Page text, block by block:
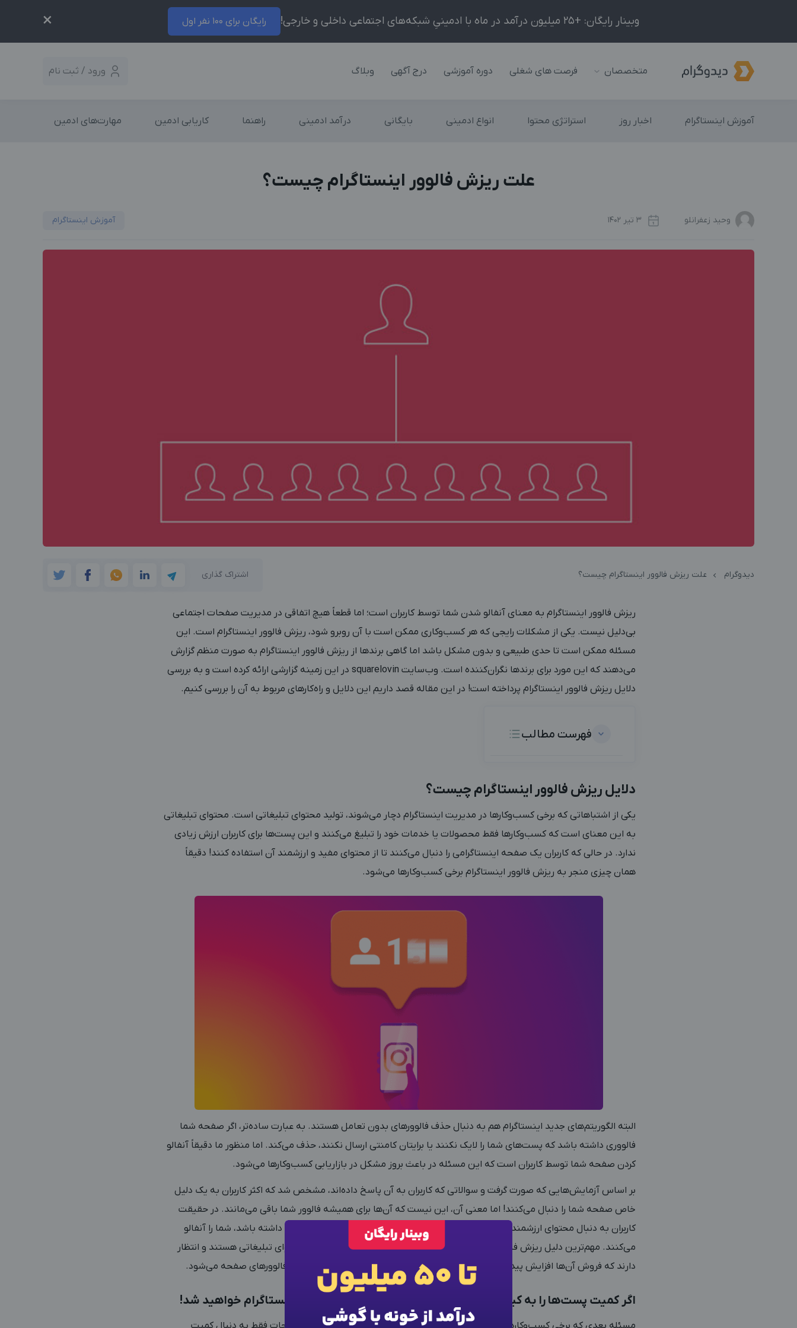
وبینار رایگان: +25 میلیون درآمد در ماه با ادمینیِ شبکه‌های اجتماعی داخلی و خارجی! رایگان برای 100 نفر اول ×
متخصصان فرصت های شغلی دوره آموزشی درج آگهی وبلاگ ورود / ثبت نام
آموزش اینستاگرام اخبار روز استراتژی محتوا انواع ادمینی بایگانی درآمد ادمینی راهنما کاریابی ادمین مهارت‌های ادمین
علت ریزش فالوور اینستاگرام چیست؟
وحید زعفرانلو 3 تیر 1402 آموزش اینستاگرام
دیدوگرام علت ریزش فالوور اینستاگرام چیست؟ اشتراک گذاری
ریزش فالوور اینستاگرام به معنای آنفالو شدن شما توسط کاربران است؛ اما قطعاً هیچ اتفاقی در مدیریت صفحات اجتماعی
بی‌دلیل نیست. یکی از مشکلات رایجی که هر کسب‌وکاری ممکن است با آن روبرو شود، ریزش فالوور اینستاگرام است. این
مسئله ممکن است تا حدی طبیعی و بدون مشکل باشد اما گاهی برندها از ریزش فالوور اینستاگرام به صورت منظم گزارش
می‌دهند که این مورد برای برندها نگران‌کننده است. وب‌سایت squarelovin در این زمینه گزارشی ارائه کرده است و به بررسی
دلایل ریزش فالوور اینستاگرام پرداخته است! در این مقاله قصد داریم این دلایل و راه‌کارهای مربوط به آن را بررسی کنیم.
فهرست مطالب
دلایل ریزش فالوور اینستاگرام چیست؟
یکی از اشتباهاتی که برخی کسب‌وکارها در مدیریت اینستاگرام دچار می‌شوند، تولید محتوای تبلیغاتی است. محتوای تبلیغاتی
به این معنای است که کسب‌وکارها فقط محصولات یا خدمات خود را تبلیغ می‌کنند و این پست‌ها برای کاربران ارزش زیادی
ندارد. در حالی که کاربران یک صفحه اینستاگرامی را دنبال می‌کنند تا از محتوای مفید و ارزشمند آن استفاده کنند! دقیقاً
همان چیزی منجر به ریزش فالوور اینستاگرام برخی کسب‌وکارها می‌شود.
البته الگوریتم‌های جدید اینستاگرام هم به دنبال حذف فالوورهای بدون تعامل هستند. به عبارت ساده‌تر، اگر صفحه شما
فالووری داشته باشد که پست‌های شما را لایک نکنند یا برایتان کامنتی ارسال نکنند، حذف می‌کند. اما منظور ما دقیقاً آنفالو
کردن صفحه شما توسط کاربران است که این مسئله در باعث بروز مشکل در بازاریابی کسب‌وکارها می‌شود.
بر اساس آزمایش‌هایی که صورت گرفت و سوالاتی که کاربران به آن پاسخ داده‌اند، مشخص شد که اکثر کاربران به یک دلیل
خاص صفحه شما را دنبال می‌کنند! اما معنی آن، این نیست که آن‌ها برای همیشه فالوور شما باقی می‌مانند. در حقیقت
کاربران به دنبال محتوای ارزشمند هستند و اگر صفحه شما نتواند محتوای مفیدی برای کاربران داشته باشد، شما را آنفالو
می‌کنند. مهم‌ترین دلیل ریزش فالوور صفحات برندها، این است که تنها به دنبال تولید محتوای تبلیغاتی هستند و انتظار
دارند که فروش آن‌ها افزایش پیدا کند. نتیجه این عمل کاملاً برعکس است و منجر به ریزش فالوورهای صفحه می‌شود.
اگر کمیت پست‌ها را به کیفیت آن ترجیح می‌دهید، دچار ریزش فالوور اینستاگرام خواهید شد!
مسئله بعدی که برخی کسب‌وکارها به آن دقت نمی‌کنند، کیفیت محتوا است. بسیاری از صفحات فقط به دنبال کمیت
ورود به حساب کاربری ×
شماره موبایل خود را وارد کنید
بعد از ثبت شماره کد برای شما پیامک خواهد شد